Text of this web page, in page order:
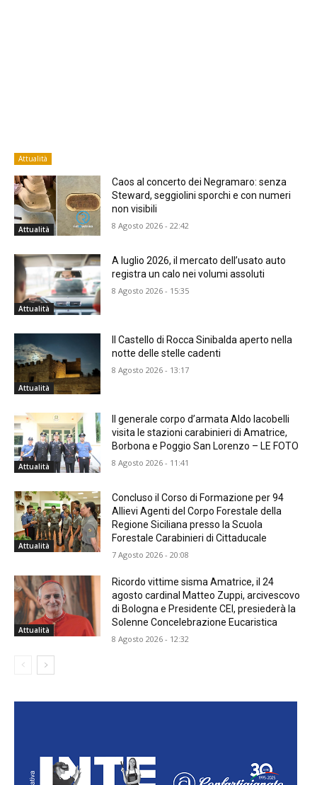
Attualità
Attualità
Caos al concerto dei Negramaro: senza
Steward, seggiolini sporchi e con numeri
non visibili
8 Agosto 2026 - 22:42
Attualità
A luglio 2026, il mercato dell’usato auto
registra un calo nei volumi assoluti
8 Agosto 2026 - 15:35
Attualità
Il Castello di Rocca Sinibalda aperto nella
notte delle stelle cadenti
8 Agosto 2026 - 13:17
Attualità
Il generale corpo d’armata Aldo Iacobelli
visita le stazioni carabinieri di Amatrice,
Borbona e Poggio San Lorenzo – LE FOTO
8 Agosto 2026 - 11:41
Attualità
Concluso il Corso di Formazione per 94
Allievi Agenti del Corpo Forestale della
Regione Siciliana presso la Scuola
Forestale Carabinieri di Cittaducale
7 Agosto 2026 - 20:08
Attualità
Ricordo vittime sisma Amatrice, il 24
agosto cardinal Matteo Zuppi, arcivescovo
di Bologna e Presidente CEI, presiederà la
Solenne Concelebrazione Eucaristica
8 Agosto 2026 - 12:32